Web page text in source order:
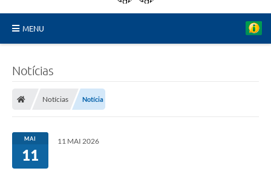
MENU
Conselhos Municipais
Serviços on-line
Notícias
Notícias Notícia
MAI
11
11 MAI 2026